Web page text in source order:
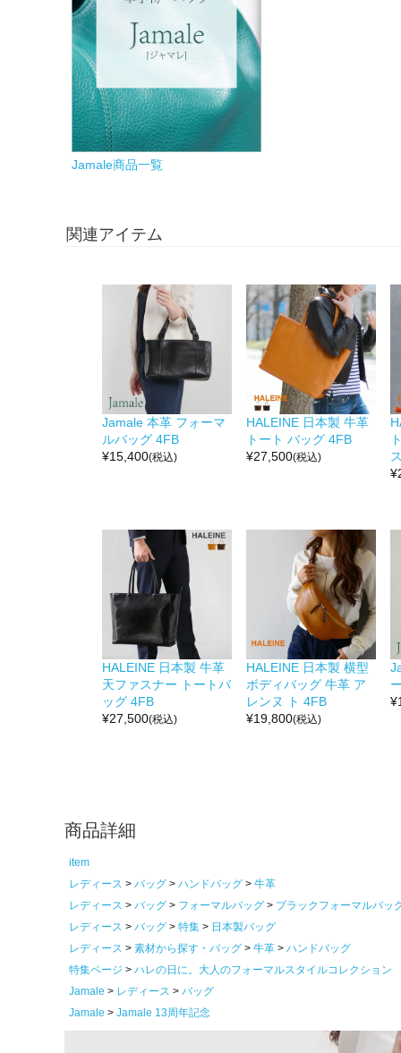
Jamale商品一覧
関連アイテム
Jamale 本革 フォーマ
ルバッグ 4FB
¥15,400(税込)
HALEINE 日本製 牛革
トート バッグ 4FB
¥27,500(税込)
¥
HALEINE 日本製 牛革
天ファスナー トートバ
ッグ 4FB
¥27,500(税込)
HALEINE 日本製 横型
ボディバッグ 牛革 ア
レンヌ ト 4FB
¥19,800(税込)
¥
商品詳細
item
レディース
バッグ ハンドバッグ
牛革
レディース
バッグ フォーマルバッグ
ブラックフォーマルバッ
レディース
バッグ 特集
日本製バッグ
レディース
素材から探す・バッグ 牛革
ハンドバッグ
特集ページ
ハレの日に。大人のフォーマルスタイルコレクション
Jamale
レディース
バッグ
Jamale
Jamale 13周年記念